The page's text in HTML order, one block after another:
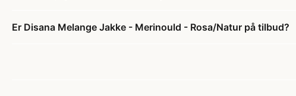
Er Disana Melange Jakke - Merinould - Rosa/Natur på tilbud?